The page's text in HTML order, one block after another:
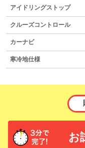
アイドリングストップ
クルーズコントロール
カーナビ
寒冷地仕様
お